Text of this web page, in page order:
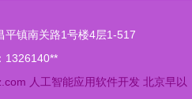
平镇南关路1号楼4层1-517
1326140**
人工智能应用软件开发 北京早以